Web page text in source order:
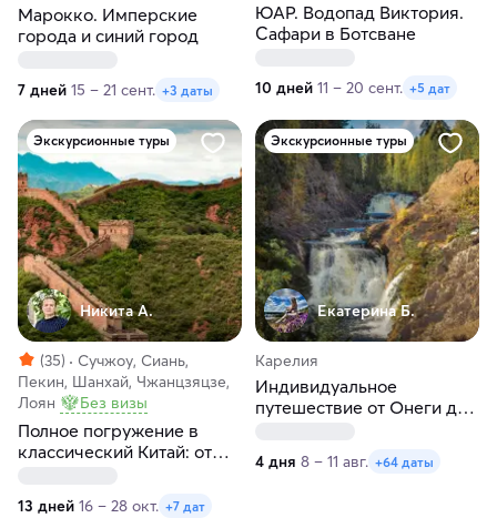
Марокко. Имперские
города и синий город
7 дней 15 – 21 сент. +3 даты
ЮАР. Водопад Виктория.
Сафари в Ботсване
10 дней 11 – 20 сент. +5 дат
Экскурсионные туры
Никита А.
(35)
Сучжоу, Сиань,
Пекин, Шанхай, Чжанцзяцзе,
Лоян
Без визы
Полное погружение в
классический Китай: от
13 дней 16 – 28 окт. +7 дат
Экскурсионные туры
Екатерина Б.
Карелия
Индивидуальное
путешествие от Онеги до
4 дня 8 – 11 авг. +64 даты